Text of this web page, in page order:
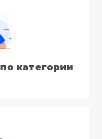
категории